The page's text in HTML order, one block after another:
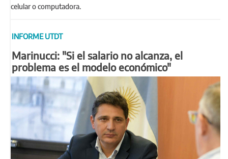
celular o computadora.
INFORME UTDT
Marinucci: "Si el salario no alcanza, el
problema es el modelo económico"